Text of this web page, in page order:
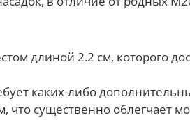
длиной 2.2 см, которого
каких-либо
что существенно облегчает